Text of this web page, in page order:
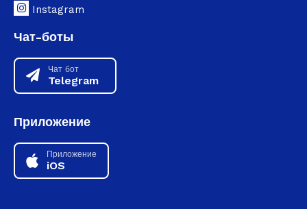
Instagram
Чат-боты
Чат бот
Telegram
Приложение
Приложение
iOS